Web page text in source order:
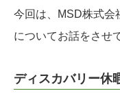
今回は、MSD株式会
についてお話をさせ
ディスカバリー休